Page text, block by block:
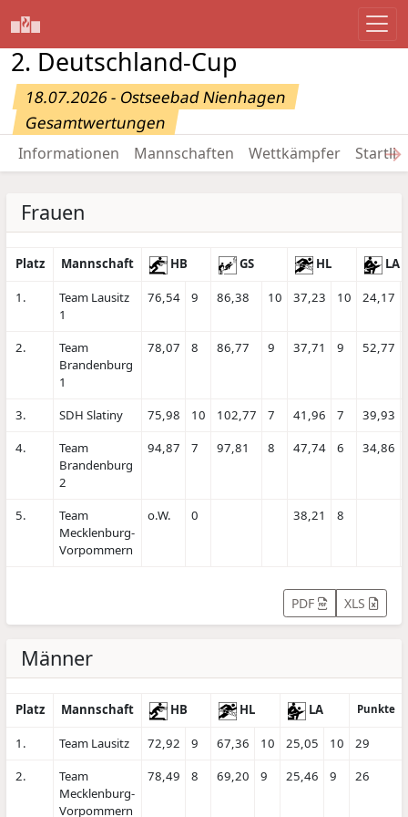
2. Deutschland-Cup
18.07.2026 - Ostseebad Nienhagen
Gesamtwertungen
Informationen Mannschaften Wettkämpfer →
Frauen
Platz Mannschaft HB GS HL LA
1.
Team Lausitz
1
76,54 9 86,38 10 37,23 10 24,17
2.
Team
Brandenburg
1
78,07 8 86,77 9 37,71 9 52,77
3. SDH Slatiny 75,98 10 102,77 7 41,96 7 39,93
4.
Team
Brandenburg
2
94,87 7 97,81 8 47,74 6 34,86
5.
Team
Mecklenburg-
Vorpommern
o.W. 0 38,21 8
PDF XLS
Männer
Platz Mannschaft HB HL LA Punkte
1. Team Lausitz 72,92 9 67,36 10 25,05 10
29
2.
Team
Mecklenburg-
Vorpommern
78,49 8 69,20 9 25,46 9 26